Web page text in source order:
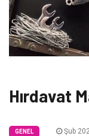
Hırdavat
GENEL Şub